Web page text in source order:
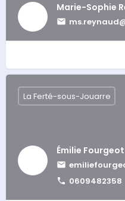
Marie-Sophie
Émilie Fourgeot
0609482358
La Ferté-sous-Jouarre